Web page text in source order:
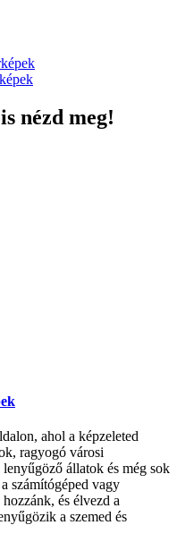
nézd meg!
ahol a képzeleted
ragyogó városi
lenyűgöző állatok és még sok
számítógéped vagy
és élvezd a
a szemed és